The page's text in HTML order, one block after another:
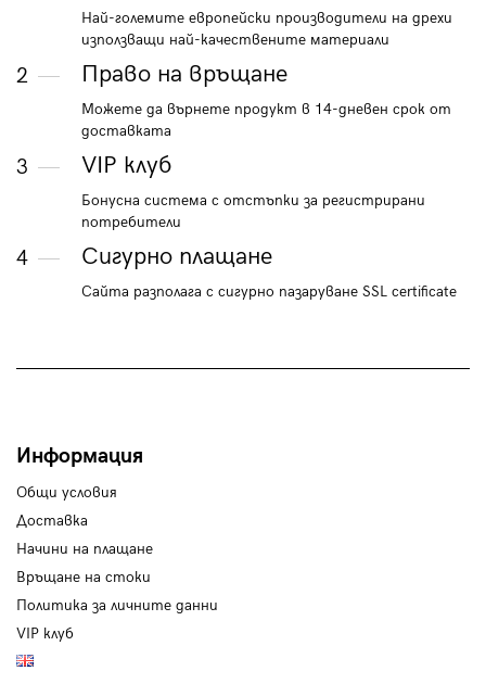
Най-големите европейски производители на дрехи
използващи най-качествените материали
2 Право на връщане
Можете да върнете продукт в 14-дневен срок от
доставката
3 VIP клуб
Бонусна система с отстъпки за регистрирани
потребители
4 Сигурно плащане
Сайта разполага с сигурно пазаруване SSL certificate
Информация
Общи условия
Доставка
Начини на плащане
Връщане на стоки
Политика за личните данни
VIP клуб